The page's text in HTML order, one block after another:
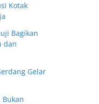
Kotak
Bagikan
dan
Gelar